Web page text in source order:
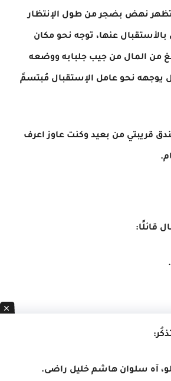
نهض بضجر من طول الإنتظار
عنها، توجه نحو مكان
من المال من جيب جلبابه ووضعه
يوجهه نحو عامل الإستقبال مُبتسمً
قريبتي من بعيد وكنت عاوز اعرف
قائلًا:
آه سلوان هاشم خليل راضى.